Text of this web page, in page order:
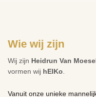
Wie wij zijn
Wij zijn Heidrun Van
vormen wij hEIKo
Vanuit onze unieke